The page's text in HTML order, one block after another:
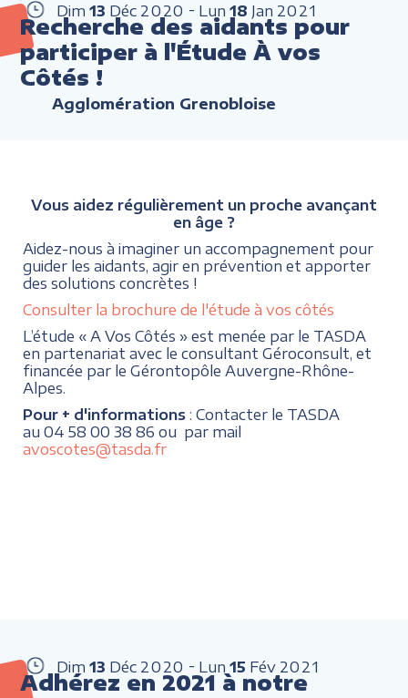
Dim 13 Déc 2020 Lun 18 Jan 2021
Recherche des aidants pour
participer à l'Étude À vos
Côtés !
Agglomération Grenobloise
Vous aidez régulièrement un proche avançant
en âge ?
Aidez-nous à imaginer un accompagnement pour
guider les aidants, agir en prévention et apporter
des solutions concrètes !
Consulter la brochure de l'étude à vos côtés
L’étude « A Vos Côtés » est menée par le TASDA
en partenariat avec le consultant Géroconsult, et
financée par le Gérontopôle Auvergne-Rhône-
Alpes.
Pour + d'informations : Contacter le TASDA
au 04 58 00 38 86 ou par mail
avoscotes@tasda.fr
Dim 13 Déc 2020 Lun 15 Fév 2021
Adhérez en 2021 à notre